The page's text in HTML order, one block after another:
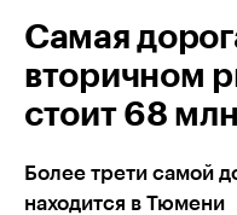
Самая
вторичном
стоит 68
Более трети самой
находится в Тюмени